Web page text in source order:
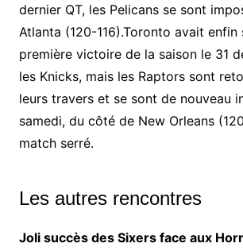
dernier QT, les Pelicans se sont
Atlanta (120-116).Toronto avait enfin
première victoire de la saison le 31
les Knicks, mais les Raptors sont
leurs travers et se sont de nouveau
samedi, du côté de New Orleans
match serré.
Les autres rencontres
Joli succès des Sixers face aux